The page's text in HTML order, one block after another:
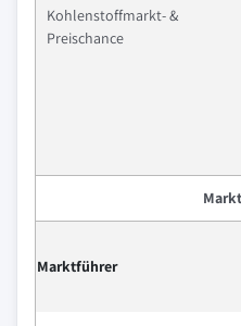
Kohlenstoffmarkt- &
Preischance
Marktführer